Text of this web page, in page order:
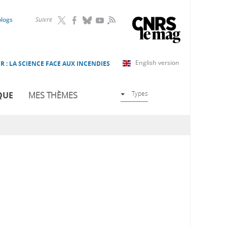
Suivre RSS
English version
: LA SCIENCE FACE AUX INCENDIES
MES THÈMES Types